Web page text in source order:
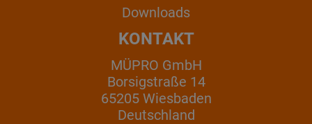
Downloads
KONTAKT
MÜPRO GmbH
Borsigstraße 14
65205 Wiesbaden
Deutschland